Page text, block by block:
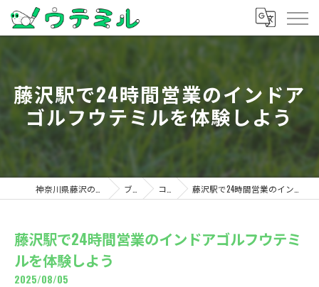
藤沢駅で24時間営業のインドア
ゴルフウテミルを体験しよう
ブログ コラム 藤沢駅で24時間営業のインドアゴルフウテミルを体験しよう
藤沢駅で24時間営業のインドアゴルフウテミ
ルを体験しよう
2025/08/05